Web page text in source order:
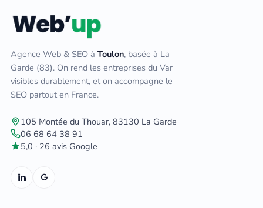
Agence Web & SEO à Toulon, basée à La
Garde (83). On rend les entreprises du Var
visibles durablement, et on accompagne le
SEO partout en France.
105 Montée du Thouar, 83130 La Garde
06 68 64 38 91
5,0 · 26 avis Google